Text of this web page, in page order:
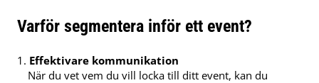
Varför segmentera inför ett event?
Effektivare kommunikation
När du vet vem du vill locka till ditt event, kan du